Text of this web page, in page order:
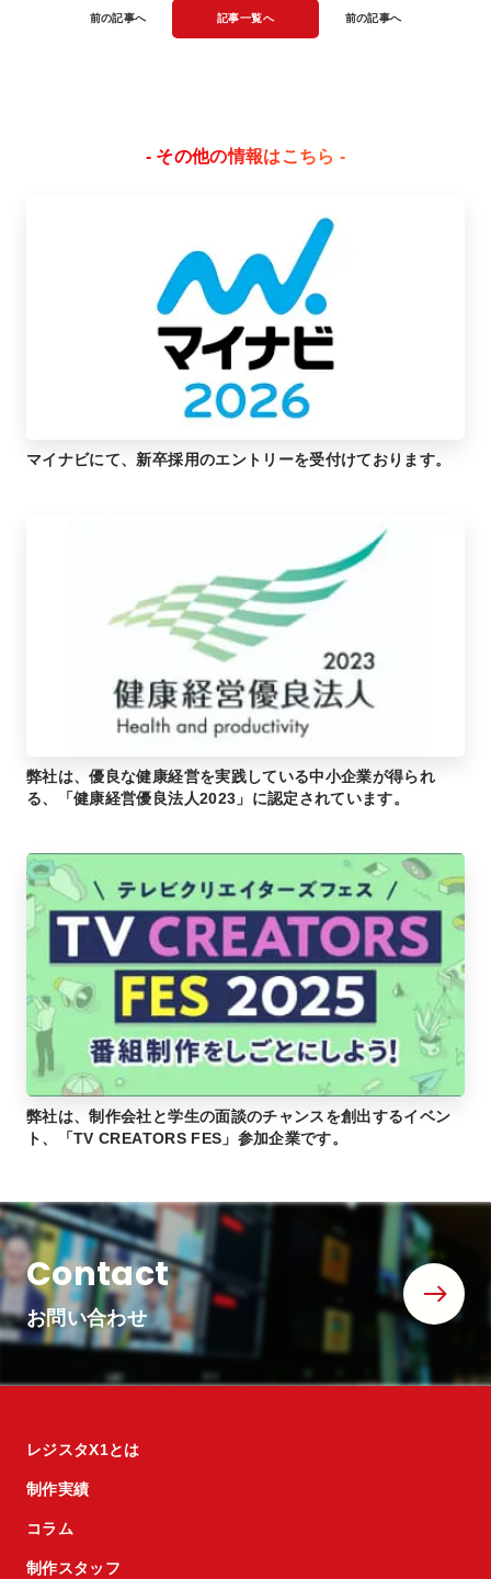
前の記事へ 記事一覧へ 前の記事へ
- その他の情報はこちら -
マイナビにて、新卒採用のエントリーを受付けております。
弊社は、優良な健康経営を実践している中小企業が得られ
る、「健康経営優良法人2023」に認定されています。
弊社は、制作会社と学生の面談のチャンスを創出するイベン
ト、「TV CREATORS FES」参加企業です。
Contact
お問い合わせ
レジスタX1とは
制作実績
コラム
制作スタッフ